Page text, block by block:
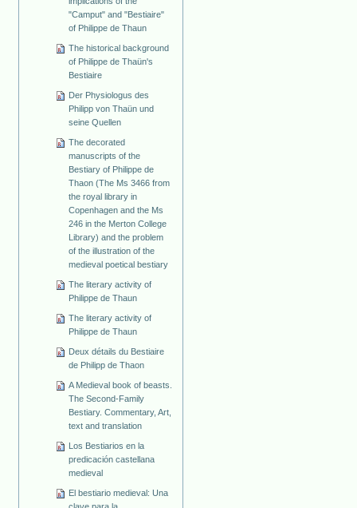
"Camput" and "Bestiaire"
of Philippe de Thaun
The historical background
of Philippe de Thaün's
Bestiaire
Der Physiologus des
Philipp von Thaün und
seine Quellen
The decorated
manuscripts of the
Bestiary of Philippe de
Thaon (The Ms 3466 from
the royal library in
Copenhagen and the Ms
246 in the Merton College
Library) and the problem
of the illustration of the
medieval poetical bestiary
The literary activity of
Philippe de Thaun
The literary activity of
Philippe de Thaun
Deux détails du Bestiaire
de Philipp de Thaon
A Medieval book of beasts.
The Second-Family
Bestiary. Commentary, Art,
text and translation
Los Bestiarios en la
predicación castellana
medieval
El bestiario medieval: Una